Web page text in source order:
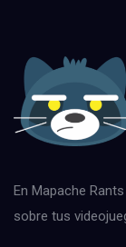
En Mapache
sobre tus